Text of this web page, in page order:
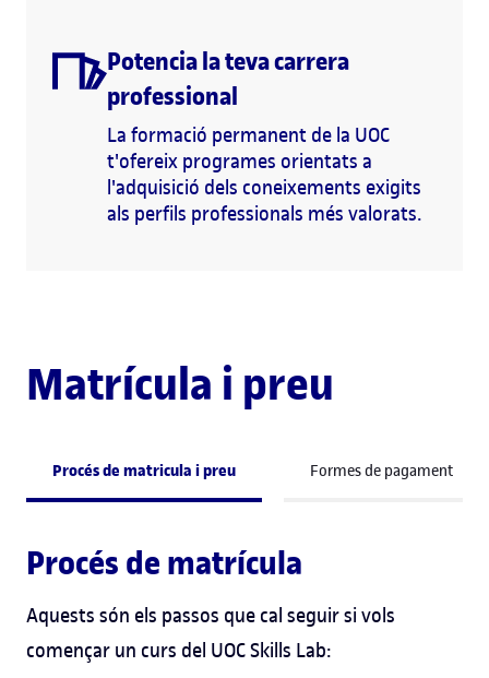
Potencia la teva carrera
professional
La formació permanent de la UOC
t'ofereix programes orientats a
l'adquisició dels coneixements exigits
als perfils professionals més valorats.
Matrícula i preu
Procés de matricula i preu Formes de pagament
Procés de matrícula
Aquests són els passos que cal seguir si vols
començar un curs del UOC Skills Lab: